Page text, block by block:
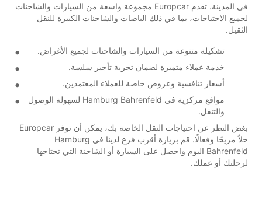
في المدينة. تقدم Europcar مجموعة واسعة من السيارات والشاحنات
لجميع الاحتياجات، بما في ذلك الباصات والشاحنات الكبيرة للنقل
الثقيل.
تشكيلة متنوعة من السيارات والشاحنات لجميع الأغراض.
خدمة عملاء متميزة لضمان تجربة تأجير سلسة.
أسعار تنافسية وعروض خاصة للعملاء المعتمدين.
مواقع مركزية في Hamburg Bahrenfeld لسهولة الوصول
والتنقل.
بغض النظر عن احتياجات النقل الخاصة بك، يمكن أن توفر Europcar
حلاً مريحًا وفعالًا. قم بزيارة أقرب فرع لدينا في Hamburg
Bahrenfeld اليوم واحصل على السيارة أو الشاحنة التي تحتاجها
لرحلتك أو عملك.